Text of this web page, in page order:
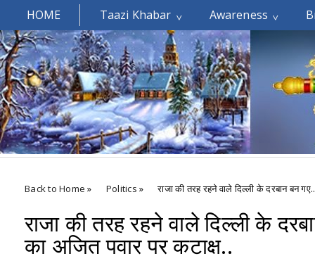
HOME Taazi Khabar Awareness
Welcomes You.....
Back to Home » Politics » राजा की तरह रहने वाले दिल्ली के दरबान बन
राजा की तरह रहने वाले दिल्ली के
का अजित पवार पर कटाक्ष..